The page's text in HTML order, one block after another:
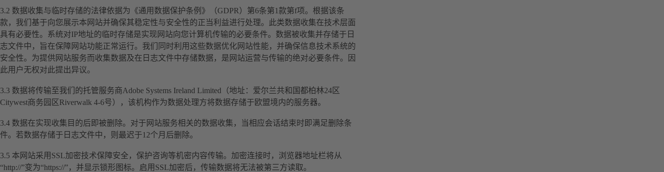
3.2 数据收集与临时存储的法律依据为《通用数据保护条例》（GDPR）第6条第1款第f项。根据该条
款，我们基于向您展示本网站并确保其稳定性与安全性的正当利益进行处理。此类数据收集在技术层面
具有必要性。系统对IP地址的临时存储是实现网站向您计算机传输的必要条件。数据被收集并存储于日
志文件中，旨在保障网站功能正常运行。我们同时利用这些数据优化网站性能，并确保信息技术系统的
安全性。为提供网站服务而收集数据及在日志文件中存储数据，是网站运营与传输的绝对必要条件。因
此用户无权对此提出异议。
3.3 数据将传输至我们的托管服务商Adobe Systems Ireland Limited（地址：爱尔兰共和国都柏林24区
Citywest商务园区Riverwalk 4-6号），该机构作为数据处理方将数据存储于欧盟境内的服务器。
3.4 数据在实现收集目的后即被删除。对于网站服务相关的数据收集，当相应会话结束时即满足删除条
件。若数据存储于日志文件中，则最迟于12个月后删除。
3.5 本网站采用SSL加密技术保障安全，保护咨询等机密内容传输。加密连接时，浏览器地址栏将从
“http://”变为“https://”，并显示锁形图标。启用SSL加密后，传输数据将无法被第三方读取。